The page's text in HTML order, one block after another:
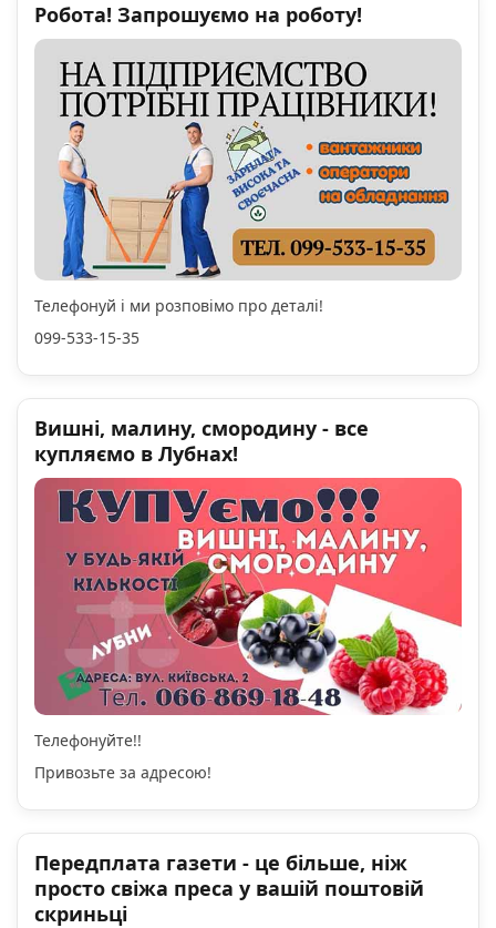
Робота! Запрошуємо на роботу!
Телефонуй і ми розповімо про деталі!
099-533-15-35
Вишні, малину, смородину - все
купляємо в Лубнах!
Телефонуйте!!
Привозьте за адресою!
Передплата газети - це більше, ніж
просто свіжа преса у вашій поштовій
скриньці